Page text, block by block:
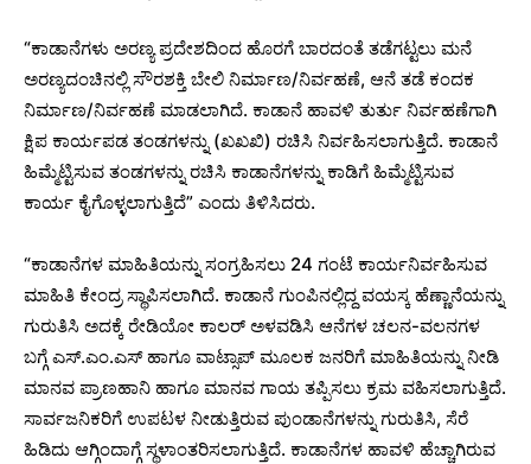
“ಕಾಡಾನೆಗಳು ಅರಣ್ಯ ಪ್ರದೇಶದಿಂದ ಹೊರಗೆ ಬಾರದಂತೆ ತಡೆಗಟ್ಟಲು ಮನೆ
ಅರಣ್ಯದಂಚಿನಲ್ಲಿ ಸೌರಶಕ್ತಿ ಬೇಲಿ ನಿರ್ಮಾಣ/ನಿರ್ವಹಣೆ, ಆನೆ ತಡೆ ಕಂದಕ
ನಿರ್ಮಾಣ/ನಿರ್ವಹಣೆ ಮಾಡಲಾಗಿದೆ. ಕಾಡಾನೆ ಹಾವಳಿ ತುರ್ತು ನಿರ್ವಹಣೆಗಾಗಿ
ಕ್ಷಿಪ ಕಾರ್ಯಪಡ ತಂಡಗಳನ್ನು (ಖಖಖಿ) ರಚಿಸಿ ನಿರ್ವಹಿಸಲಾಗುತ್ತಿದೆ. ಕಾಡಾನೆ
ಹಿಮ್ಮೆಟ್ಟಿಸುವ ತಂಡಗಳನ್ನು ರಚಿಸಿ ಕಾಡಾನೆಗಳನ್ನು ಕಾಡಿಗೆ ಹಿಮ್ಮೆಟ್ಟಿಸುವ
ಕಾರ್ಯ ಕೈಗೊಳ್ಳಲಾಗುತ್ತಿದೆ” ಎಂದು ತಿಳಿಸಿದರು.
“ಕಾಡಾನೆಗಳ ಮಾಹಿತಿಯನ್ನು ಸಂಗ್ರಹಿಸಲು 24 ಗಂಟೆ ಕಾರ್ಯನಿರ್ವಹಿಸುವ
ಮಾಹಿತಿ ಕೇಂದ್ರ ಸ್ಥಾಪಿಸಲಾಗಿದೆ. ಕಾಡಾನೆ ಗುಂಪಿನಲ್ಲಿದ್ದ ವಯಸ್ಕ ಹೆಣ್ಣಾನೆಯನ್ನು
ಗುರುತಿಸಿ ಅದಕ್ಕೆ ರೇಡಿಯೋ ಕಾಲರ್ ಅಳವಡಿಸಿ ಆನೆಗಳ ಚಲನ-ವಲನಗಳ
ಬಗ್ಗೆ ಎಸ್.ಎಂ.ಎಸ್ ಹಾಗೂ ವಾಟ್ಸಾಪ್ ಮೂಲಕ ಜನರಿಗೆ ಮಾಹಿತಿಯನ್ನು ನೀಡಿ
ಮಾನವ ಪ್ರಾಣಹಾನಿ ಹಾಗೂ ಮಾನವ ಗಾಯ ತಪ್ಪಿಸಲು ಕ್ರಮ ವಹಿಸಲಾಗುತ್ತಿದೆ.
ಸಾರ್ವಜನಿಕರಿಗೆ ಉಪಟಳ ನೀಡುತ್ತಿರುವ ಪುಂಡಾನೆಗಳನ್ನು ಗುರುತಿಸಿ, ಸೆರೆ
ಹಿಡಿದು ಆಗ್ಗಿಂದಾಗ್ಗೆ ಸ್ಥಳಾಂತರಿಸಲಾಗುತ್ತಿದೆ. ಕಾಡಾನೆಗಳ ಹಾವಳಿ ಹೆಚ್ಚಾಗಿರುವ